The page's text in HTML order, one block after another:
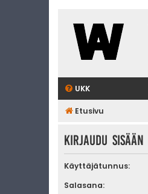
UKK
Etusivu
Kirjaudu sisään
Käyttäjätunnus:
Salasana: